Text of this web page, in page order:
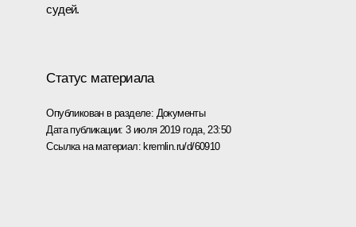
судей.
Статус материала
Опубликован в разделе: Документы
Дата публикации:3 июля 2019 года, 23:50
Ссылка на материал: kremlin.ru/d/60910